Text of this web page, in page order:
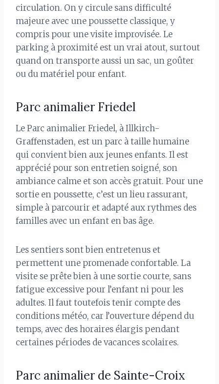
circulation. On y circule sans difficulté
majeure avec une poussette classique, y
compris pour une visite improvisée. Le
parking à proximité est un vrai atout, surtout
quand on transporte aussi un sac, un goûter
ou du matériel pour enfant.
Parc animalier Friedel
Le Parc animalier Friedel, à Illkirch-
Graffenstaden, est un parc à taille humaine
qui convient bien aux jeunes enfants. Il est
apprécié pour son entretien soigné, son
ambiance calme et son accès gratuit. Pour une
sortie en poussette, c’est un lieu rassurant,
simple à parcourir et adapté aux rythmes des
familles avec un enfant en bas âge.
Les sentiers sont bien entretenus et
permettent une promenade confortable. La
visite se prête bien à une sortie courte, sans
fatigue excessive pour l’enfant ni pour les
adultes. Il faut toutefois tenir compte des
conditions météo, car l’ouverture dépend du
temps, avec des horaires élargis pendant
certaines périodes de vacances scolaires.
Parc animalier de Sainte-Croix